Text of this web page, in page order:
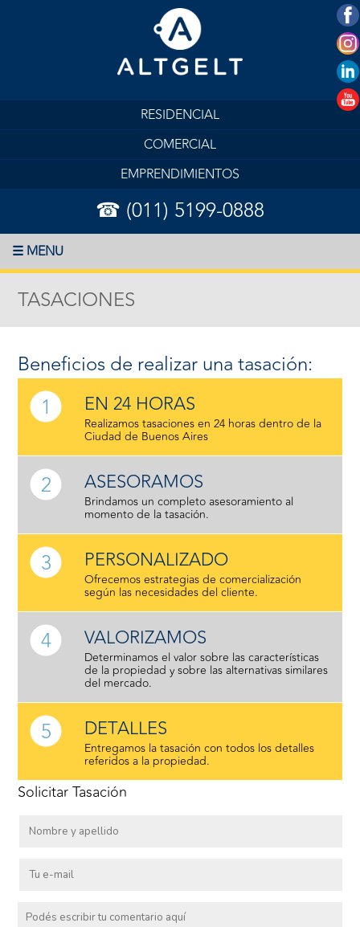
RESIDENCIAL
COMERCIAL
EMPRENDIMIENTOS
☎ (011) 5199-0888
☰ MENU
TASACIONES
Beneficios de realizar una tasación:
1 EN 24 HORAS
Realizamos tasaciones en 24 horas dentro de la
Ciudad de Buenos Aires
2 ASESORAMOS
Brindamos un completo asesoramiento al
momento de la tasación.
3 PERSONALIZADO
Ofrecemos estrategias de comercialización
según las necesidades del cliente.
4 VALORIZAMOS
Determinamos el valor sobre las características
de la propiedad y sobre las alternativas similares
del mercado.
5 DETALLES
Entregamos la tasación con todos los detalles
referidos a la propiedad.
Solicitar Tasación